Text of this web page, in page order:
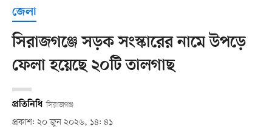
জেলা
সিরাজগঞ্জে সড়ক সংস্কারের নামে উপড়ে
ফেলা হয়েছে ২০টি তালগাছ
প্রতিনিধি সিরাজগঞ্জ
প্রকাশ: ২০ জুন ২০২৬, ১৪: ৪১